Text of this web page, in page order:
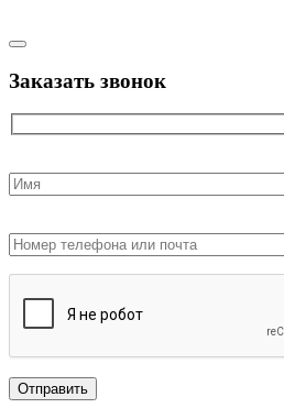
Заказать звонок